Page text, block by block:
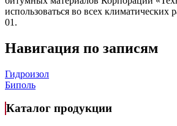
использоваться во всех
01.
Навигация по записям
Гидроизол
Биполь
Каталог продукции